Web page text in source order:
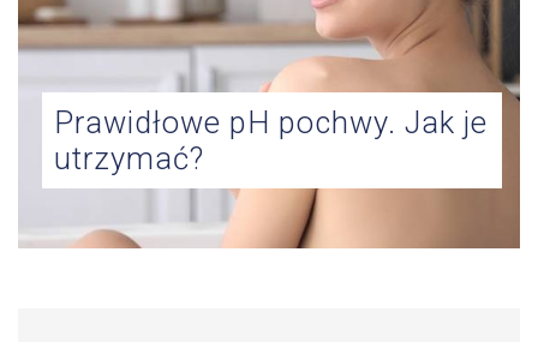
ZDROWIE
KONTAKT
Prawidłowe pH pochwy. Jak je
utrzymać?